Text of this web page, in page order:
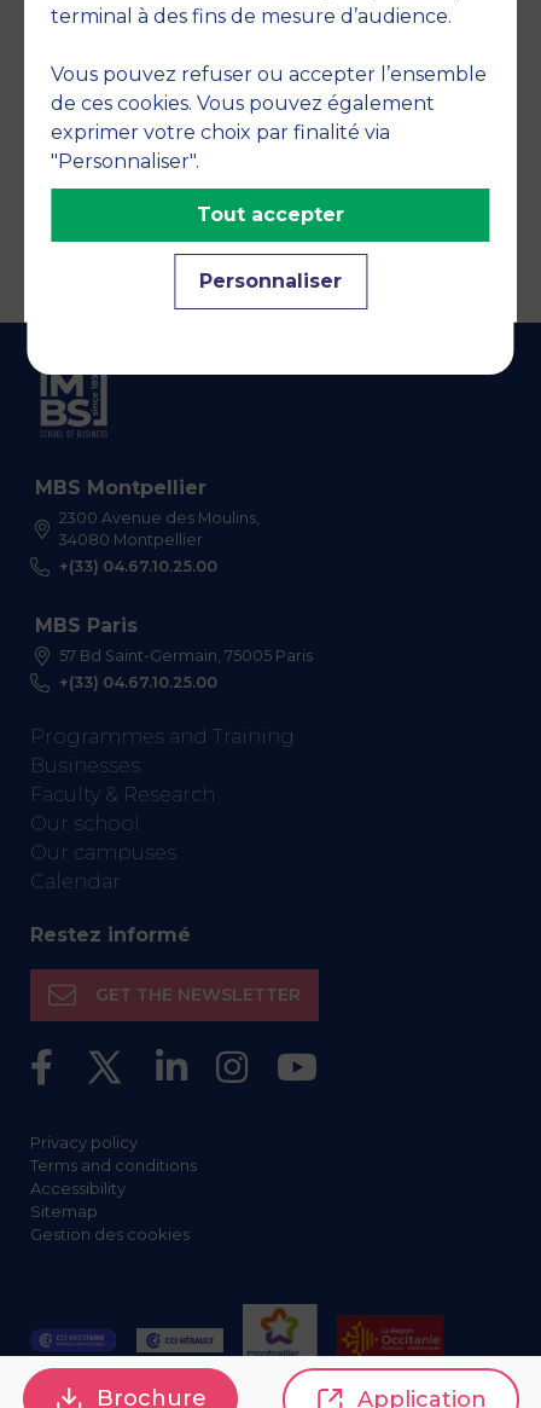
MBS Montpellier
2300 Avenue des Moulins,
34080 Montpellier
+(33) 04.67.10.25.00
MBS Paris
57 Bd Saint-Germain, 75005 Paris
+(33) 04.67.10.25.00
Programmes and Training
Businesses
Faculty & Research
Our school
Our campuses
Calendar
Restez informé
GET THE NEWSLETTER
Privacy policy
Terms and conditions
Accessibility
Sitemap
Gestion des cookies
terminal à des fins de mesure d’audience.
Vous pouvez refuser ou accepter l’ensemble
de ces cookies. Vous pouvez également
exprimer votre choix par finalité via
"Personnaliser".
Personnaliser
Tout accepter
Brochure Application